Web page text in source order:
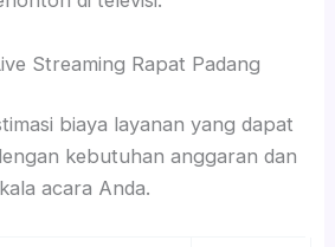
Streaming Rapat Padang
biaya layanan yang dapat
kebutuhan anggaran dan
acara Anda.